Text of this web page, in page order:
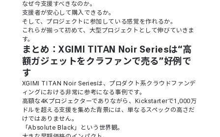
なぜ今支援すべきなのか。
支援者が安心して購入できるか。
そして、プロジェクトに参加している感覚を作れるか。
これらが揃って初めて、大型プロジェクトとして伸びていきま
す。
まとめ：XGIMI TITAN Noir Seriesは“高
額ガジェットをクラファンで売る”好例で
す
XGIMI TITAN Noir Seriesは、プロダクト系クラウドファンデ
ィングにおける非常に参考になる事例です。
高額な4Kプロジェクターでありながら、Kickstarterで1,000万
ドルを超える支援を集めた背景には、単なるスペックの高さだ
けではありません。
「Absolute Black」という世界観。